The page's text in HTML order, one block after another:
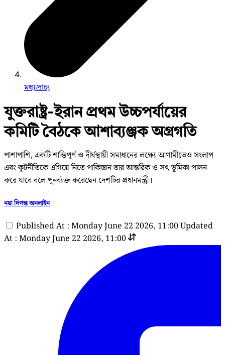
মধ্যপ্রাচ্য
যুক্তরাষ্ট্র-ইরান প্রথম উচ্চপর্যায়ের
কমিটি বৈঠকে আশাব্যঞ্জক অগ্রগতি
পাশাপাশি, একটি শান্তিপূর্ণ ও দীর্ঘস্থায়ী সমাধানের লক্ষ্যে আগামীতেও সংলাপ
এবং কূটনীতিকে এগিয়ে নিতে পাকিস্তান তার আন্তরিক ও সৎ ভূমিকা পালন
করে যাবে বলে পুনর্ব্যক্ত করেছেন দেশটির প্রধানমন্ত্রী।
নয়া দিগন্ত অনলাইন
Published At : Monday June 22 2026, 11:00Updated
At : Monday June 22 2026, 11:00